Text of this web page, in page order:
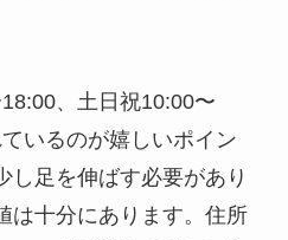
、土日祝10:00〜
いるのが嬉しいポイン
し足を伸ばす必要があり
は十分にあります。住所